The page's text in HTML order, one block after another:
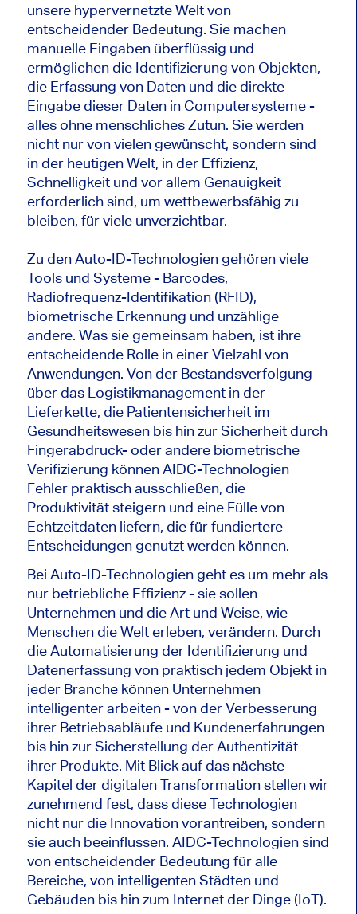
unsere hypervernetzte Welt von
entscheidender Bedeutung. Sie machen
manuelle Eingaben überflüssig und
ermöglichen die Identifizierung von Objekten,
die Erfassung von Daten und die direkte
Eingabe dieser Daten in Computersysteme -
alles ohne menschliches Zutun. Sie werden
nicht nur von vielen gewünscht, sondern sind
in der heutigen Welt, in der Effizienz,
Schnelligkeit und vor allem Genauigkeit
erforderlich sind, um wettbewerbsfähig zu
bleiben, für viele unverzichtbar.
Zu den Auto-ID-Technologien gehören viele
Tools und Systeme - Barcodes,
Radiofrequenz-Identifikation (RFID),
biometrische Erkennung und unzählige
andere. Was sie gemeinsam haben, ist ihre
entscheidende Rolle in einer Vielzahl von
Anwendungen. Von der Bestandsverfolgung
über das Logistikmanagement in der
Lieferkette, die Patientensicherheit im
Gesundheitswesen bis hin zur Sicherheit durch
Fingerabdruck- oder andere biometrische
Verifizierung können AIDC-Technologien
Fehler praktisch ausschließen, die
Produktivität steigern und eine Fülle von
Echtzeitdaten liefern, die für fundiertere
Entscheidungen genutzt werden können.
Bei Auto-ID-Technologien geht es um mehr als
nur betriebliche Effizienz - sie sollen
Unternehmen und die Art und Weise, wie
Menschen die Welt erleben, verändern. Durch
die Automatisierung der Identifizierung und
Datenerfassung von praktisch jedem Objekt in
jeder Branche können Unternehmen
intelligenter arbeiten - von der Verbesserung
ihrer Betriebsabläufe und Kundenerfahrungen
bis hin zur Sicherstellung der Authentizität
ihrer Produkte. Mit Blick auf das nächste
Kapitel der digitalen Transformation stellen wir
zunehmend fest, dass diese Technologien
nicht nur die Innovation vorantreiben, sondern
sie auch beeinflussen. AIDC-Technologien sind
von entscheidender Bedeutung für alle
Bereiche, von intelligenten Städten und
Gebäuden bis hin zum Internet der Dinge (IoT).